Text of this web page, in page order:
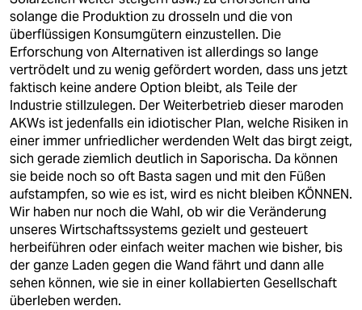
solange die Produktion zu drosseln und die von
überflüssigen Konsumgütern einzustellen. Die
Erforschung von Alternativen ist allerdings so lange
vertrödelt und zu wenig gefördert worden, dass uns jetzt
faktisch keine andere Option bleibt, als Teile der
Industrie stillzulegen. Der Weiterbetrieb dieser maroden
AKWs ist jedenfalls ein idiotischer Plan, welche Risiken in
einer immer unfriedlicher werdenden Welt das birgt zeigt,
sich gerade ziemlich deutlich in Saporischa. Da können
sie beide noch so oft Basta sagen und mit den Füßen
aufstampfen, so wie es ist, wird es nicht bleiben KÖNNEN.
Wir haben nur noch die Wahl, ob wir die Veränderung
unseres Wirtschaftssystems gezielt und gesteuert
herbeiführen oder einfach weiter machen wie bisher, bis
der ganze Laden gegen die Wand fährt und dann alle
sehen können, wie sie in einer kollabierten Gesellschaft
überleben werden.